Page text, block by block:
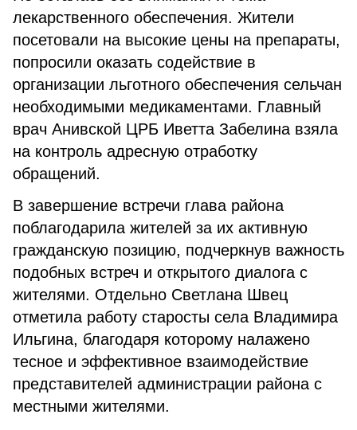
лекарственного обеспечения. Жители
посетовали на высокие цены на препараты,
попросили оказать содействие в
организации льготного обеспечения сельчан
необходимыми медикаментами. Главный
врач Анивской ЦРБ Иветта Забелина взяла
на контроль адресную отработку
обращений.
В завершение встречи глава района
поблагодарила жителей за их активную
гражданскую позицию, подчеркнув важность
подобных встреч и открытого диалога с
жителями. Отдельно Светлана Швец
отметила работу старосты села Владимира
Ильгина, благодаря которому налажено
тесное и эффективное взаимодействие
представителей администрации района с
местными жителями.